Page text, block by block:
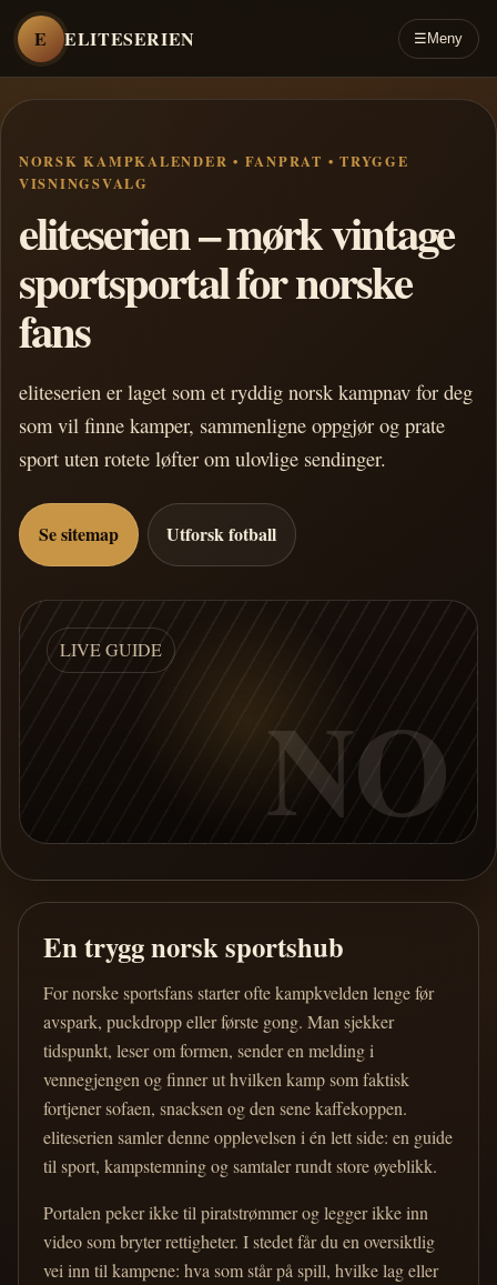
E ELITESERIEN ☰ Meny
NORSK KAMPKALENDER • FANPRAT • TRYGGE
VISNINGSVALG
eliteserien – mørk vintage
sportsportal for norske
fans
eliteserien er laget som et ryddig norsk kampnav for deg
som vil finne kamper, sammenligne oppgjør og prate
sport uten rotete løfter om ulovlige sendinger.
Se sitemap Utforsk fotball
LIVE GUIDE
NO
En trygg norsk sportshub
For norske sportsfans starter ofte kampkvelden lenge før
avspark, puckdropp eller første gong. Man sjekker
tidspunkt, leser om formen, sender en melding i
vennegjengen og finner ut hvilken kamp som faktisk
fortjener sofaen, snacksen og den sene kaffekoppen.
eliteserien samler denne opplevelsen i én lett side: en guide
til sport, kampstemning og samtaler rundt store øyeblikk.
Portalen peker ikke til piratstrømmer og legger ikke inn
video som bryter rettigheter. I stedet får du en oversiktlig
vei inn til kampene: hva som står på spill, hvilke lag eller